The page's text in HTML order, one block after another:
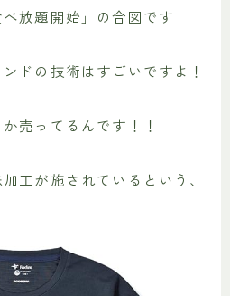
放題開始」の合図です
ドの技術はすごいですよ！
売ってるんです！！
工が施されているという、